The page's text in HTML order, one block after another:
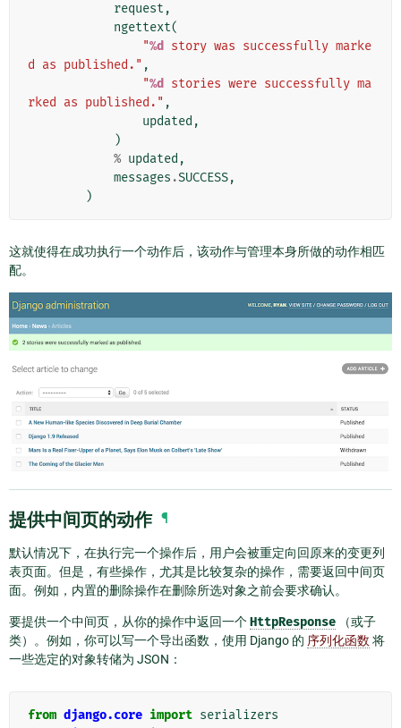
request ,
ngettext(
"%d story was successfully marke
d as published." ,
"%d stories were successfully ma
rked as published." ,
updated ,
)
% updated ,
messages .SUCCESS,
)
这就使得在成功执行一个动作后，该动作与管理本身所做的动作相匹
配。
提供中间页的动作 ¶
默认情况下，在执行完一个操作后，用户会被重定向回原来的变更列
表页面。但是，有些操作，尤其是比较复杂的操作，需要返回中间页
面。例如，内置的删除操作在删除所选对象之前会要求确认。
要提供一个中间页，从你的操作中返回一个HttpResponse （或子
类）。例如，你可以写一个导出函数，使用 Django 的 序列化函数 将
一些选定的对象转储为 JSON：
from django.core import serializers